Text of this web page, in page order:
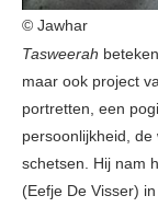
© Jawhar
Tasweerah
maar ook project
portretten, een
persoonlijkheid,
schetsen. Hij nam
(Eefje De Visser)